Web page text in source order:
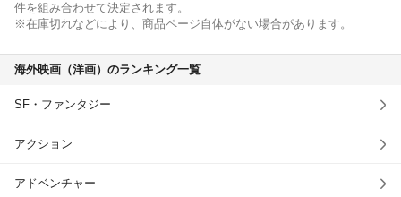
件を組み合わせて決定されます。
※在庫切れなどにより、商品ページ自体がない場合があります。
海外映画（洋画）のランキング一覧
SF・ファンタジー
アクション
アドベンチャー